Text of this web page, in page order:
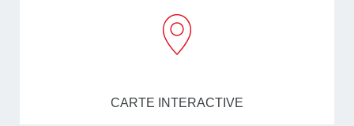
CARTE INTERACTIVE